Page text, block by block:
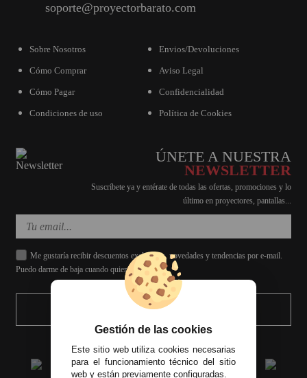
soporte@proyectorbarato.com
Sobre Nosotros
Cómo Comprar
Cómo Pagar
Condiciones de uso
Envios/Devoluciones
Aviso Legal
Confidencialidad
Política de Cookies
ÚNETE A NUESTRA
NEWSLETTER
Suscríbete ya y entérate de todas las ofertas, promociones y lo
último en proyectores, pantallas...
Me gustaría recibir descuentos exclusivos, novedades y tendencias por e-mail.
Puedo darme de baja cuando quiera.
ENVIAR
Gestión de las cookies
Este sitio web utiliza cookies necesarias
para el funcionamiento técnico del sitio
web y están previamente configuradas.